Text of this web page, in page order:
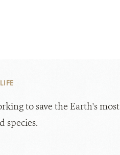
to save the Earth's most
species.